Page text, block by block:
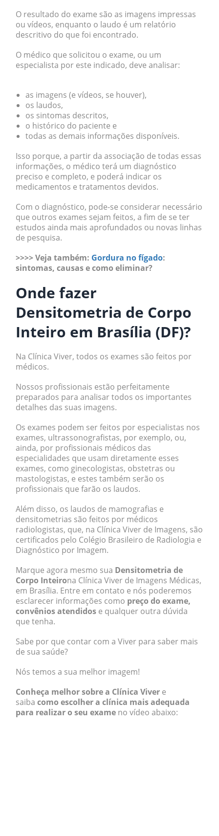
O resultado do exame são as imagens impressas
ou vídeos, enquanto o laudo é um relatório
descritivo do que foi encontrado.
O médico que solicitou o exame, ou um
especialista por este indicado, deve analisar:
as imagens (e vídeos, se houver),
os laudos,
os sintomas descritos,
o histórico do paciente e
todas as demais informações disponíveis.
Isso porque, a partir da associação de todas essas
informações, o médico terá um diagnóstico
preciso e completo, e poderá indicar os
medicamentos e tratamentos devidos.
Com o diagnóstico, pode-se considerar necessário
que outros exames sejam feitos, a fim de se ter
estudos ainda mais aprofundados ou novas linhas
de pesquisa.
>>>> Veja também: Gordura no fígado:
sintomas, causas e como eliminar?
Onde fazer
Densitometria de Corpo
Inteiro em Brasília (DF)?
Na Clínica Viver, todos os exames são feitos por
médicos.
Nossos profissionais estão perfeitamente
preparados para analisar todos os importantes
detalhes das suas imagens.
Os exames podem ser feitos por especialistas nos
exames, ultrassonografistas, por exemplo, ou,
ainda, por profissionais médicos das
especialidades que usam diretamente esses
exames, como ginecologistas, obstetras ou
mastologistas, e estes também serão os
profissionais que farão os laudos.
Além disso, os laudos de mamografias e
densitometrias são feitos por médicos
radiologistas, que, na Clínica Viver de Imagens, são
certificados pelo Colégio Brasileiro de Radiologia e
Diagnóstico por Imagem.
Marque agora mesmo sua Densitometria de
Corpo Inteirona Clínica Viver de Imagens Médicas,
em Brasília. Entre em contato e nós poderemos
esclarecer informações como preço do exame,
convênios atendidos e qualquer outra dúvida
que tenha.
Sabe por que contar com a Viver para saber mais
de sua saúde?
Nós temos a sua melhor imagem!
Conheça melhor sobre a Clínica Viver e
saiba como escolher a clínica mais adequada
para realizar o seu exame no vídeo abaixo: